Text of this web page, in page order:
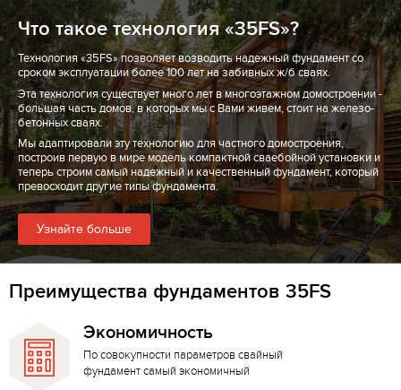
Что такое технология «35FS»?
Технология «35FS» позволяет возводить надежный фундамент со
сроком эксплуатации более 100 лет на забивных ж/б сваях.
Эта технология существует много лет в многоэтажном домостроении -
большая часть домов, в которых мы с Вами живем, стоит на железо-
бетонных сваях.
Мы адаптировали эту технологию для частного домостроения,
построив первую в мире модель компактной сваебойной установки и
теперь строим самый надежный и качественный фундамент, который
превосходит другие типы фундамента.
Узнайте больше
Преимущества фундаментов 35FS
Экономичность
По совокупности параметров свайный
фундамент самый экономичный